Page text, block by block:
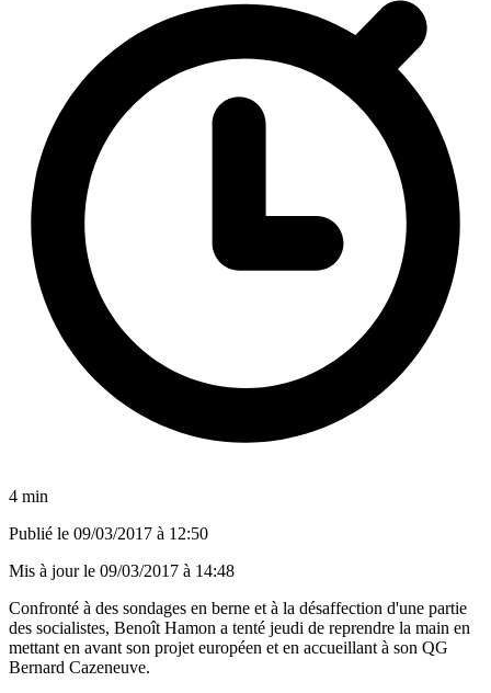
4 min
Publié le 09/03/2017 à 12:50
Mis à jour le 09/03/2017 à 14:48
Confronté à des sondages en berne et à la désaffection d'une partie
des socialistes, Benoît Hamon a tenté jeudi de reprendre la main en
mettant en avant son projet européen et en accueillant à son QG
Bernard Cazeneuve.